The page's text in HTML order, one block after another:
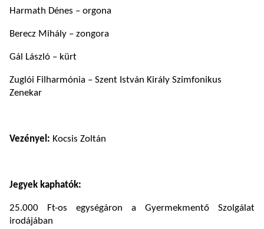
Harmath Dénes – orgona
Berecz Mihály – zongora
Gál László – kürt
Zuglói Filharmónia – Szent István Király Szimfonikus
Zenekar
Vezényel: Kocsis Zoltán
Jegyek kaphatók:
25.000 Ft-os egységáron a Gyermekmentő Szolgálat
irodájában